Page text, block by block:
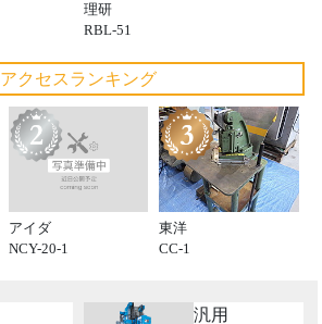
理研
RBL-51
アクセスランキング
アイダ
NCY-20-1
東洋
CC-1
汎用